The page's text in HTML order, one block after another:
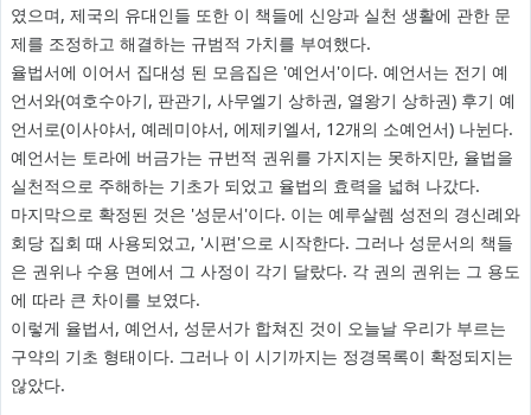
였으며, 제국의 유대인들 또한 이 책들에 신앙과 실천 생활에 관한 문
제를 조정하고 해결하는 규범적 가치를 부여했다.
율법서에 이어서 집대성 된 모음집은 '예언서'이다. 예언서는 전기 예
언서와(여호수아기, 판관기, 사무엘기 상하권, 열왕기 상하권) 후기 예
언서로(이사야서, 예레미야서, 에제키엘서, 12개의 소예언서) 나뉜다.
예언서는 토라에 버금가는 규번적 권위를 가지지는 못하지만, 율법을
실천적으로 주해하는 기초가 되었고 율법의 효력을 넓혀 나갔다.
마지막으로 확정된 것은 '성문서'이다. 이는 예루살렘 성전의 경신례와
회당 집회 때 사용되었고, '시편'으로 시작한다. 그러나 성문서의 책들
은 권위나 수용 면에서 그 사정이 각기 달랐다. 각 권의 권위는 그 용도
에 따라 큰 차이를 보였다.
이렇게 율법서, 예언서, 성문서가 합쳐진 것이 오늘날 우리가 부르는
구약의 기초 형태이다. 그러나 이 시기까지는 정경목록이 확정되지는
않았다.